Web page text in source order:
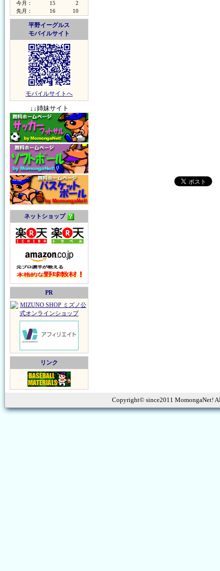
今月：
15
2
先月：
16 10
平野イーグルス
モバイルサイト
モバイルサイトへ
↓↓姉妹サイト
ネットショップ
PR
リンク
Copyright© since2011 MomongaNet!